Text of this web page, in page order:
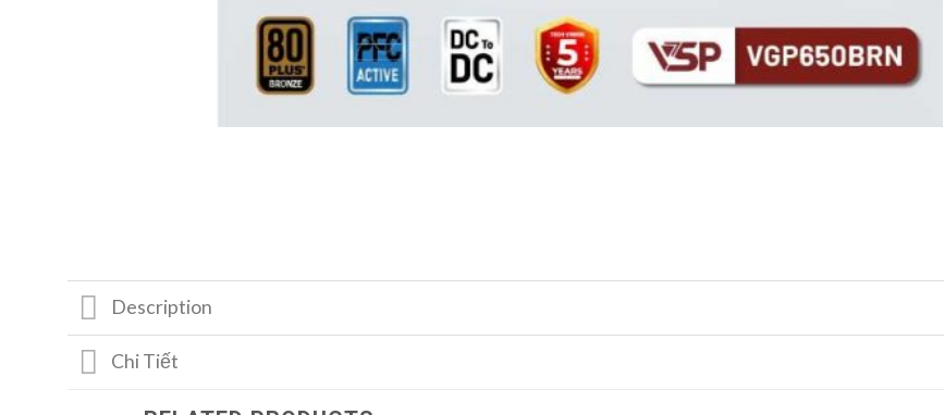
Description
Chi Tiết